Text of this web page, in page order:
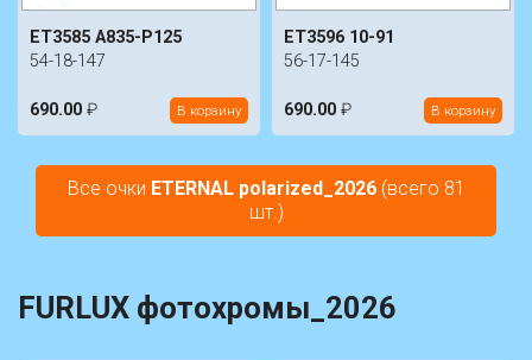
ET3585 A835-P125
54-18-147
690.00 ₽ В корзину
ET3596 10-91
56-17-145
690.00 ₽ В корзину
Все очки ETERNAL polarized_2026(всего 81
шт.)
FURLUX фотохромы_2026